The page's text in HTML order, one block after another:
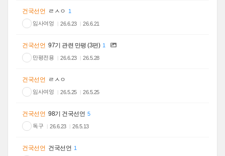
건국선언 ㄹㅅㅇ 1
임사여엉
26.6.23 26.6.21
건국선언 97기 관련 만평 (3편) 1
만평전용
26.6.23 26.5.28
건국선언 ㄹㅅㅇ
임사여엉 26.5.25 26.5.25
건국선언 98기 건국선언 5
독구
26.6.23 26.5.13
건국선언 건국선언 1